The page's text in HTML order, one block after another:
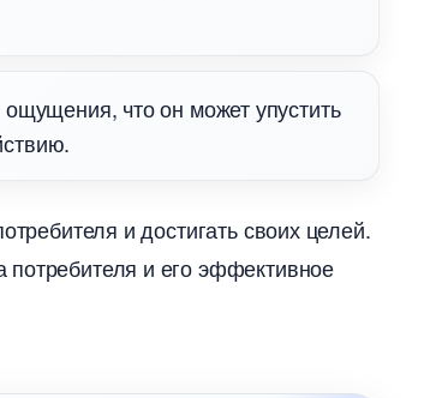
что он может упустить
и достигать своих целей.
и его эффективное